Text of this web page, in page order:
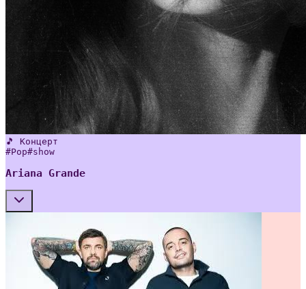
🎵 Концерт
#Pop#show
Ariana Grande